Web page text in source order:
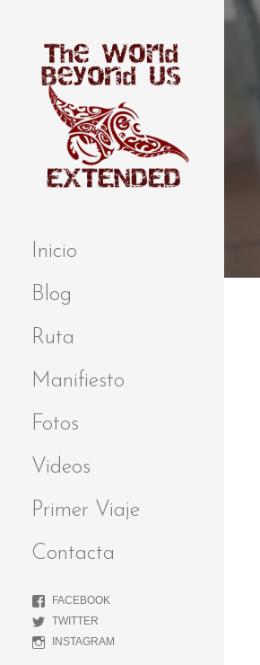
BEYOND US
Inicio
Blog
Ruta
Manifiesto
Fotos
Videos
Primer Viaje
Contacta
FACEBOOK
TWITTER
INSTAGRAM